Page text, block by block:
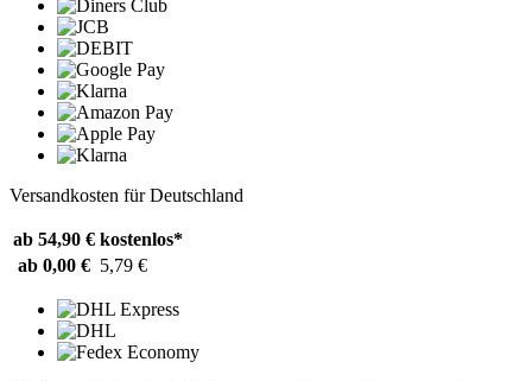
Versandkosten für Deutschland
ab 54,90 € kostenlos*
ab 0,00 € 5,79 €